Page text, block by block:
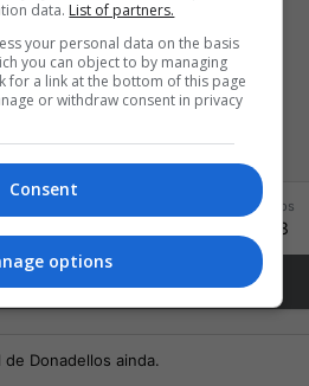
500 pontos! ·39
Pontos
583
Sobre Mim
Donadellos ainda.
data. List of partners.
your personal data on the basis
you can object to by managing
for a link at the bottom of this page
or withdraw consent in privacy
Consent
options